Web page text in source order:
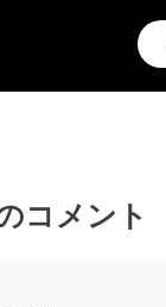
コメント